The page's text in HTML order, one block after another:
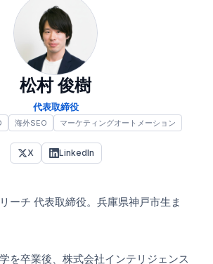
松村 俊樹
代表取締役
海外SEO マーケティングオートメーション
X LinkedIn
ーチ 代表取締役。兵庫県神戸市生ま
を卒業後、株式会社インテリジェンス